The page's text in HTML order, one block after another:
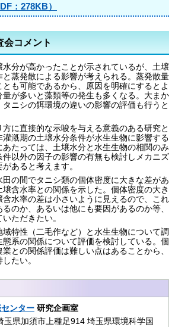
：278KB）
会コメント
分が高かったことが示されているが、土壌
蒸発散による影響が考えられる。蒸発散量
も可能であるから、原因を明確にするとよ
量が多いと藻類等の発生も多くなる。大まか
ニシの餌環境の違いの影響の評価も行うと
に直接的な示唆を与える意義のある研究と
漑期の土壌水分条件が水生生物に影響する
あたっては、土壌水分と水生生物の相関のみ
件以外の因子の影響の有無も検討しメカニズ
あると考えます。
の間でタニシ類の個体密度に大きな差があ
含水率との関係を示した。個体密度の大き
含水率の差は小さいように見えるので、これ
のか、あるいは他にも要因があるのか等、
ただきたい。
特性（二毛作など）と水生生物について調
系の関係について評価を検討している。個
との関係評価は難しい点はあることから、
たい。
ンター 研究企画室
県加須市上種足914 埼玉県環境科学国